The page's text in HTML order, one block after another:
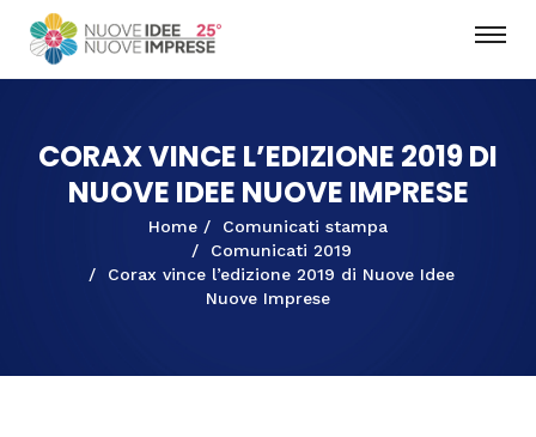
CORAX VINCE L’EDIZIONE 2019 DI
NUOVE IDEE NUOVE IMPRESE
Home
Comunicati stampa
Comunicati 2019
Corax vince l’edizione 2019 di Nuove Idee
Nuove Imprese